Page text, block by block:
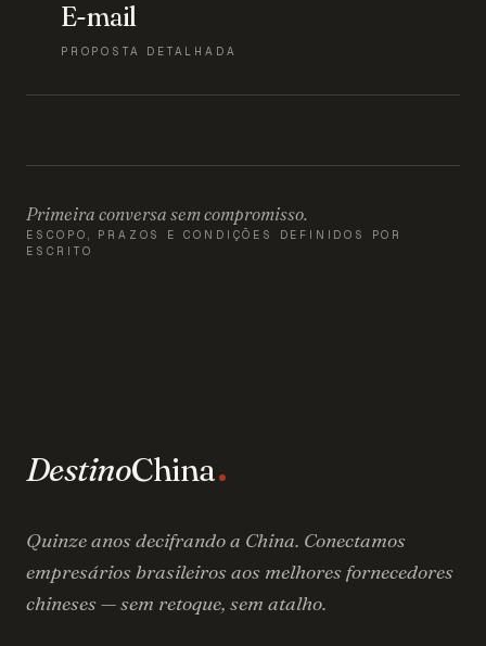
E-mail
PROPOSTA DETALHADA
Primeira conversa sem compromisso.
ESCOPO, PRAZOS E CONDIÇÕES DEFINIDOS POR
ESCRITO
DestinoChina
Quinze anos decifrando a China. Conectamos
empresários brasileiros aos melhores fornecedores
chineses — sem retoque, sem atalho.